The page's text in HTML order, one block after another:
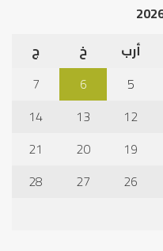
أرب خ
ج
5
6
7
12
13
14
19
20
21
26
27
28